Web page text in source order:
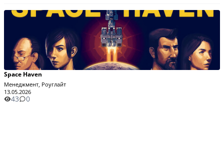
Space Haven
Менеджмент, Роуглайт
13.05.2026
43 0